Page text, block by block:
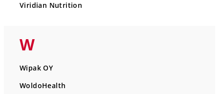
Viridian Nutrition
W
Wipak OY
WoldoHealth